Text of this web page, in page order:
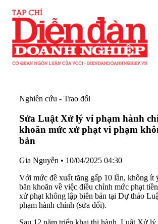
Nghiên cứu - Trao đổi
Sửa Luật Xử lý vi phạm hành
khoăn mức xử phạt vi phạm
bản
Gia Nguyễn • 10/04/2025 04:30
Với mức đề xuất tăng gấp 10 lần, không ít
băn khoăn về việc điều chỉnh mức phạt
xử phạt không lập biên bản tại Dự thảo
phạm hành chính (sửa đổi).
Sau 12 năm triển khai thi hành, Luật Xử lý